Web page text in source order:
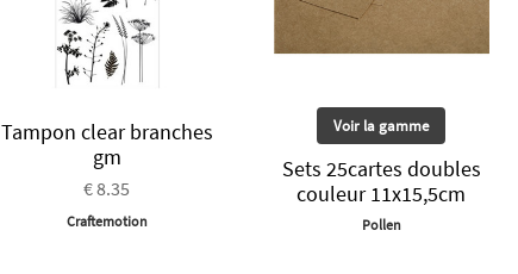
Tampon clear branches
gm
€ 8.35
Craftemotion
Voir la gamme
Sets 25cartes doubles
couleur 11x15,5cm
Pollen